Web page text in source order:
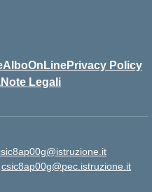
AlboOnLinePrivacy Policy
Note Legali
csic8ap00g@pec.istruzione.it